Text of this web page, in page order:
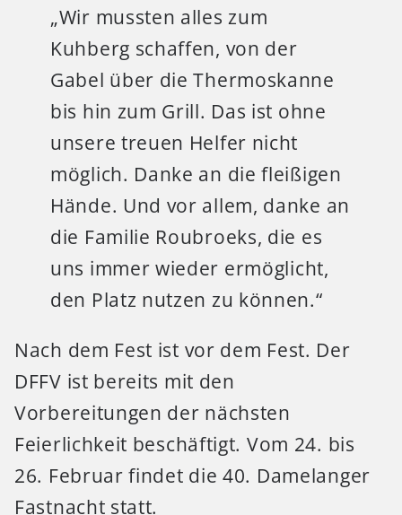
„Wir mussten alles zum
Kuhberg schaffen, von der
Gabel über die Thermoskanne
bis hin zum Grill. Das ist ohne
unsere treuen Helfer nicht
möglich. Danke an die fleißigen
Hände. Und vor allem, danke an
die Familie Roubroeks, die es
uns immer wieder ermöglicht,
den Platz nutzen zu können.“
Nach dem Fest ist vor dem Fest. Der
DFFV ist bereits mit den
Vorbereitungen der nächsten
Feierlichkeit beschäftigt. Vom 24. bis
26. Februar findet die 40. Damelanger
Fastnacht statt.